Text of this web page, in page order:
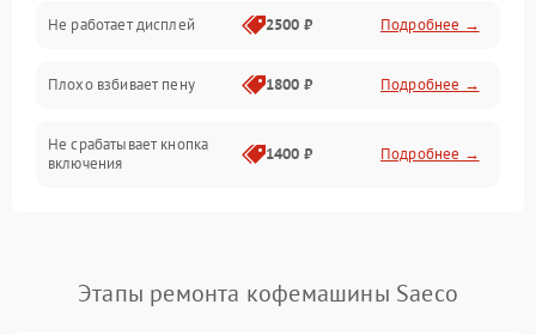
Не работает дисплей 2500 ₽ Подробнее →
Плохо взбивает пену 1800 ₽ Подробнее →
Не срабатывает кнопка
включения
1400 ₽ Подробнее →
Постоянные сбои в работе 1500 ₽ Подробнее →
Этапы ремонта кофемашины Saeco